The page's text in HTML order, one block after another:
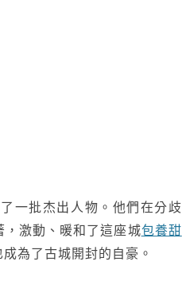
一批杰出人物。他們在分歧
激動、暖和了這座城包養甜
為了古城開封的自豪。‍